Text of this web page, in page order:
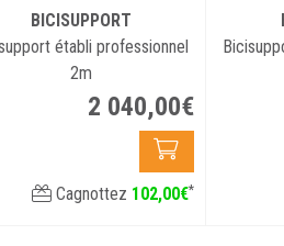
BICISUPPORT
établi professionnel
2m
2 040,00€
Cagnottez 102,00€*